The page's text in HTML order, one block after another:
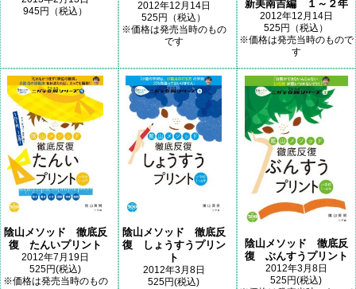
945円（税込）
2012年12月14日
525円（税込）
※価格は発売当時のもの
です
新美南吉編 １～２年
2012年12月14日
525円（税込）
※価格は発売当時のもので
す
陰山メソッド 徹底反
復 たんいプリント
2012年7月19日
525円(税込)
※価格は発売当時のもの
陰山メソッド 徹底反
復 しょうすうプリン
ト
2012年3月8日
525円(税込)
陰山メソッド 徹底反
復 ぶんすうプリント
2012年3月8日
525円(税込)